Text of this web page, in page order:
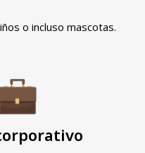
o incluso mascotas.